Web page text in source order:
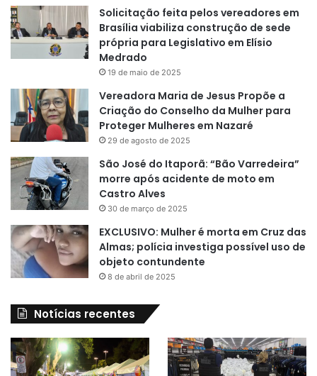
Solicitação feita pelos vereadores em
Brasília viabiliza construção de sede
própria para Legislativo em Elísio
Medrado
19 de maio de 2025
Vereadora Maria de Jesus Propõe a
Criação do Conselho da Mulher para
Proteger Mulheres em Nazaré
29 de agosto de 2025
São José do Itaporã: “Bão Varredeira”
morre após acidente de moto em
Castro Alves
30 de março de 2025
EXCLUSIVO: Mulher é morta em Cruz das
Almas; polícia investiga possível uso de
objeto contundente
8 de abril de 2025
Notícias recentes